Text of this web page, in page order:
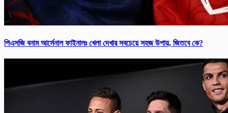
পিএসজি বনাম আর্সে‌নাল ফাইনালঃ খেলা দেখার সবচেয়ে সহজ উপায়, জিতবে কে?